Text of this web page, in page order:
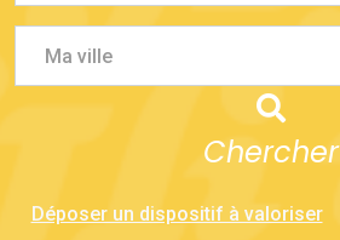
Ma ville
Chercher
Déposer un dispositif à valoriser